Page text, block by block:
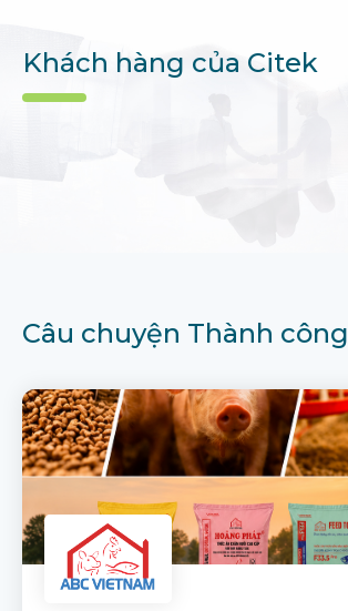
Khách hàng của Citek
Câu chuyện Thành công